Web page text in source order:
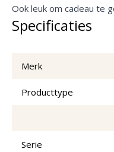
Ook leuk om cadeau te
Specificaties
Merk
Producttype
Serie